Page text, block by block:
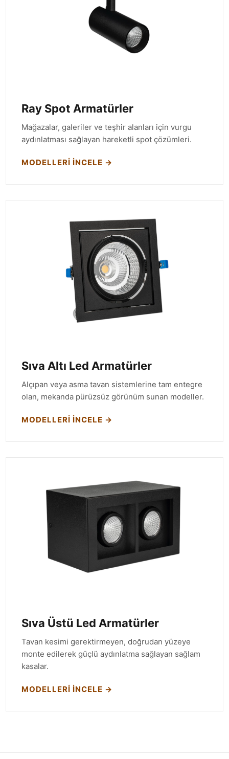
Ray Spot Armatürler
Mağazalar, galeriler ve teşhir alanları için vurgu
aydınlatması sağlayan hareketli spot çözümleri.
MODELLERI İNCELE →
Sıva Altı Led Armatürler
Alçıpan veya asma tavan sistemlerine tam entegre
olan, mekanda pürüzsüz görünüm sunan modeller.
MODELLERI İNCELE →
Sıva Üstü Led Armatürler
Tavan kesimi gerektirmeyen, doğrudan yüzeye
monte edilerek güçlü aydınlatma sağlayan sağlam
kasalar.
MODELLERI İNCELE →